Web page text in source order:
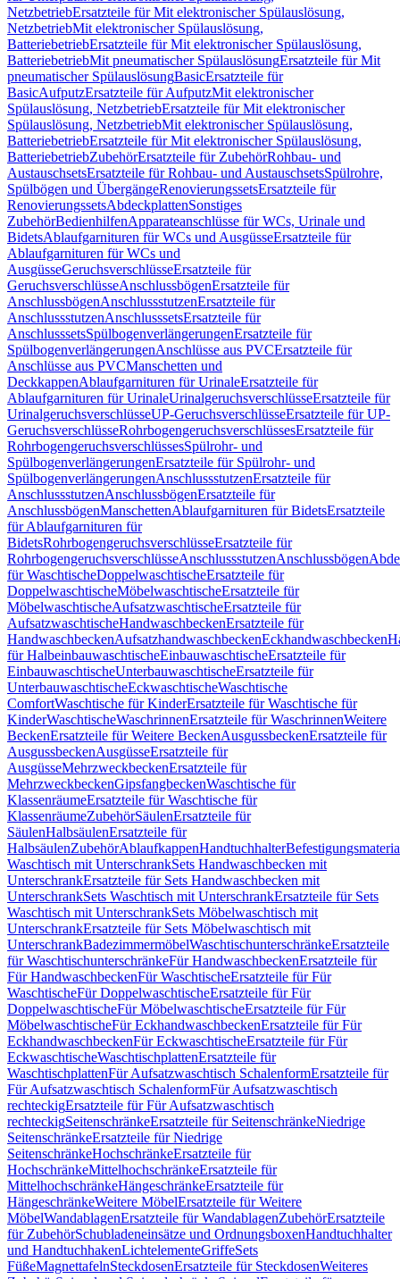
NetzbetriebErsatzteile für Mit elektronischer Spülauslösung,
NetzbetriebMit elektronischer Spülauslösung,
BatteriebetriebErsatzteile für Mit elektronischer Spülauslösung,
BatteriebetriebMit pneumatischer SpülauslösungErsatzteile für Mit
pneumatischer SpülauslösungBasicErsatzteile für
BasicAufputzErsatzteile für AufputzMit elektronischer
Spülauslösung, NetzbetriebErsatzteile für Mit elektronischer
Spülauslösung, NetzbetriebMit elektronischer Spülauslösung,
BatteriebetriebErsatzteile für Mit elektronischer Spülauslösung,
BatteriebetriebZubehörErsatzteile für ZubehörRohbau- und
AustauschsetsErsatzteile für Rohbau- und AustauschsetsSpülrohre,
Spülbögen und ÜbergängeRenovierungssetsErsatzteile für
RenovierungssetsAbdeckplattenSonstiges
ZubehörBedienhilfenApparateanschlüsse für WCs, Urinale und
BidetsAblaufgarnituren für WCs und AusgüsseErsatzteile für
Ablaufgarnituren für WCs und
AusgüsseGeruchsverschlüsseErsatzteile für
GeruchsverschlüsseAnschlussbögenErsatzteile für
AnschlussbögenAnschlussstutzenErsatzteile für
AnschlussstutzenAnschlusssetsErsatzteile für
AnschlusssetsSpülbogenverlängerungenErsatzteile für
SpülbogenverlängerungenAnschlüsse aus PVCErsatzteile für
Anschlüsse aus PVCManschetten und
DeckkappenAblaufgarnituren für UrinaleErsatzteile für
Ablaufgarnituren für UrinaleUrinalgeruchsverschlüsseErsatzteile für
UrinalgeruchsverschlüsseUP-GeruchsverschlüsseErsatzteile für UP-
GeruchsverschlüsseRohrbogengeruchsverschlüssesErsatzteile für
RohrbogengeruchsverschlüssesSpülrohr- und
SpülbogenverlängerungenErsatzteile für Spülrohr- und
SpülbogenverlängerungenAnschlussstutzenErsatzteile für
AnschlussstutzenAnschlussbögenErsatzteile für
AnschlussbögenManschettenAblaufgarnituren für BidetsErsatzteile
für Ablaufgarnituren für
BidetsRohrbogengeruchsverschlüsseErsatzteile für
RohrbogengeruchsverschlüsseAnschlussstutzenAnschlussbögen
für WaschtischeDoppelwaschtischeErsatzteile für
DoppelwaschtischeMöbelwaschtischeErsatzteile für
MöbelwaschtischeAufsatzwaschtischeErsatzteile für
AufsatzwaschtischeHandwaschbeckenErsatzteile für
HandwaschbeckenAufsatzhandwaschbeckenEckhandwaschbecken
für HalbeinbauwaschtischeEinbauwaschtischeErsatzteile für
EinbauwaschtischeUnterbauwaschtischeErsatzteile für
UnterbauwaschtischeEckwaschtischeWaschtische
ComfortWaschtische für KinderErsatzteile für Waschtische für
KinderWaschtischeWaschrinnenErsatzteile für WaschrinnenWeitere
BeckenErsatzteile für Weitere BeckenAusgussbeckenErsatzteile für
AusgussbeckenAusgüsseErsatzteile für
AusgüsseMehrzweckbeckenErsatzteile für
MehrzweckbeckenGipsfangbeckenWaschtische für
KlassenräumeErsatzteile für Waschtische für
KlassenräumeZubehörSäulenErsatzteile für
SäulenHalbsäulenErsatzteile für
HalbsäulenZubehörAblaufkappenHandtuchhalter
Waschtisch mit UnterschrankSets Handwaschbecken mit
UnterschrankErsatzteile für Sets Handwaschbecken mit
UnterschrankSets Waschtisch mit UnterschrankErsatzteile für Sets
Waschtisch mit UnterschrankSets Möbelwaschtisch mit
UnterschrankErsatzteile für Sets Möbelwaschtisch mit
UnterschrankBadezimmermöbelWaschtischunterschränkeErsatzteile
für WaschtischunterschränkeFür HandwaschbeckenErsatzteile für
Für HandwaschbeckenFür WaschtischeErsatzteile für Für
WaschtischeFür DoppelwaschtischeErsatzteile für Für
DoppelwaschtischeFür MöbelwaschtischeErsatzteile für Für
MöbelwaschtischeFür EckhandwaschbeckenErsatzteile für Für
EckhandwaschbeckenFür EckwaschtischeErsatzteile für Für
EckwaschtischeWaschtischplattenErsatzteile für
WaschtischplattenFür Aufsatzwaschtisch SchalenformErsatzteile für
Für Aufsatzwaschtisch SchalenformFür Aufsatzwaschtisch
rechteckigErsatzteile für Für Aufsatzwaschtisch
rechteckigSeitenschränkeErsatzteile für SeitenschränkeNiedrige
SeitenschränkeErsatzteile für Niedrige
SeitenschränkeHochschränkeErsatzteile für
HochschränkeMittelhochschränkeErsatzteile für
MittelhochschränkeHängeschränkeErsatzteile für
HängeschränkeWeitere MöbelErsatzteile für Weitere
MöbelWandablagenErsatzteile für WandablagenZubehörErsatzteile
für ZubehörSchubladeneinsätze und OrdnungsboxenHandtuchhalter
und HandtuchhakenLichtelementeGriffeSets
FüßeMagnettafelnSteckdosenErsatzteile für SteckdosenWeiteres